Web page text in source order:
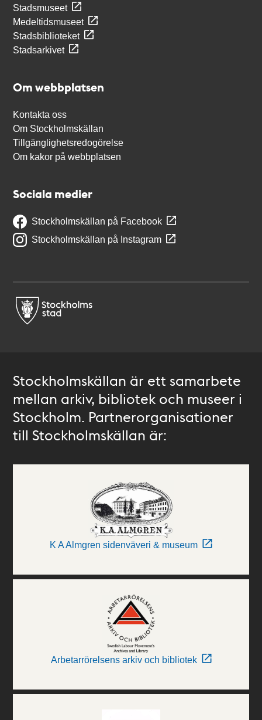
Stadsmuseet
Medeltidsmuseet
Stadsbiblioteket
Stadsarkivet
Om webbplatsen
Kontakta oss
Om Stockholmskällan
Tillgänglighetsredogörelse
Om kakor på webbplatsen
Sociala medier
Stockholmskällan på Facebook
Stockholmskällan på Instagram
Stockholmskällan är ett samarbete
mellan arkiv, bibliotek och museer i
Stockholm. Partnerorganisationer
till Stockholmskällan är:
K A Almgren sidenväveri & museum
Arbetarrörelsens arkiv och bibliotek